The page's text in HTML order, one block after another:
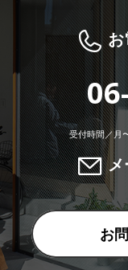
お
受付時間／月
メ
お